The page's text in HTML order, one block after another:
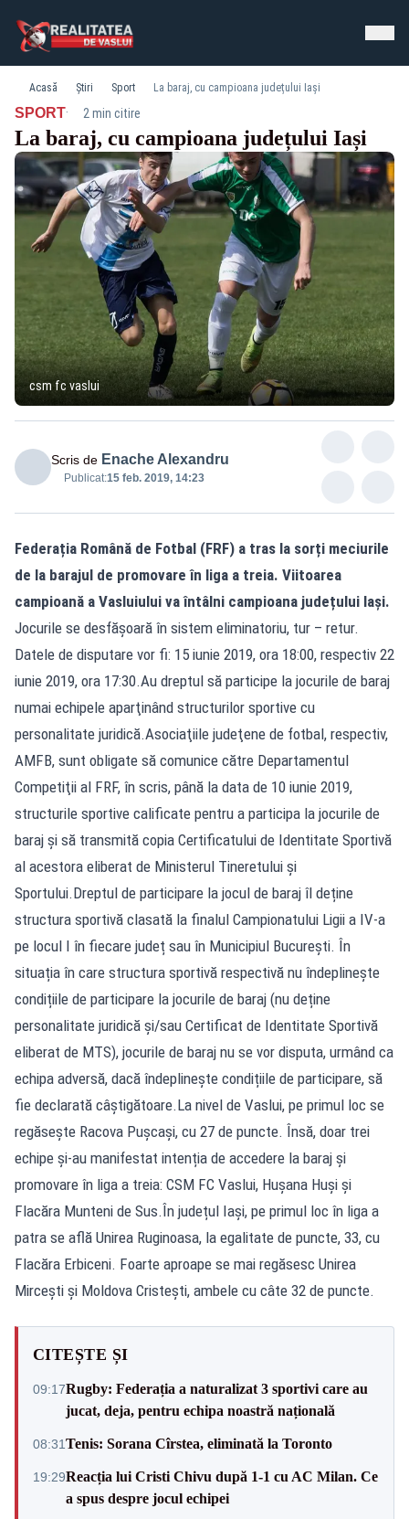
Acasă Știri Sport La baraj, cu campioana județului Iași
SPORT· 2 min citire
La baraj, cu campioana județului Iași
csm fc vaslui
Scris de Enache Alexandru
Publicat:15 feb. 2019, 14:23
Federația Română de Fotbal (FRF) a tras la sorți meciurile
de la barajul de promovare în liga a treia. Viitoarea
campioană a Vasluiului va întâlni campioana județului Iași.
Jocurile se desfăşoară în sistem eliminatoriu, tur – retur.
Datele de disputare vor fi: 15 iunie 2019, ora 18:00, respectiv 22
iunie 2019, ora 17:30.Au dreptul să participe la jocurile de baraj
numai echipele aparţinând structurilor sportive cu
personalitate juridică.Asociaţiile judeţene de fotbal, respectiv,
AMFB, sunt obligate să comunice către Departamentul
Competiţii al FRF, în scris, până la data de 10 iunie 2019,
structurile sportive calificate pentru a participa la jocurile de
baraj şi să transmită copia Certificatului de Identitate Sportivă
al acestora eliberat de Ministerul Tineretului şi
Sportului.Dreptul de participare la jocul de baraj îl deține
structura sportivă clasată la finalul Campionatului Ligii a IV-a
pe locul I în fiecare județ sau în Municipiul București. În
situația în care structura sportivă respectivă nu îndeplinește
condițiile de participare la jocurile de baraj (nu deține
personalitate juridică și/sau Certificat de Identitate Sportivă
eliberat de MTS), jocurile de baraj nu se vor disputa, urmând ca
echipa adversă, dacă îndeplinește condițiile de participare, să
fie declarată câștigătoare.La nivel de Vaslui, pe primul loc se
regăsește Racova Pușcași, cu 27 de puncte. Însă, doar trei
echipe și-au manifestat intenția de accedere la baraj și
promovare în liga a treia: CSM FC Vaslui, Hușana Huși și
Flacăra Munteni de Sus.În județul Iași, pe primul loc în liga a
patra se află Unirea Ruginoasa, la egalitate de puncte, 33, cu
Flacăra Erbiceni. Foarte aproape se mai regăsesc Unirea
Mircești și Moldova Cristești, ambele cu câte 32 de puncte.
CITEȘTE ȘI
09:17Rugby: Federația a naturalizat 3 sportivi care au
jucat, deja, pentru echipa noastră națională
08:31Tenis: Sorana Cîrstea, eliminată la Toronto
19:29Reacția lui Cristi Chivu după 1-1 cu AC Milan. Ce
a spus despre jocul echipei